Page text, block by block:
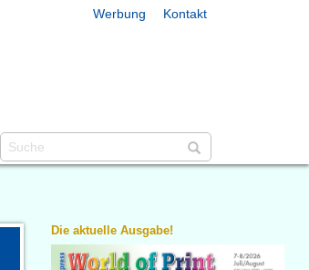
Werbung Kontakt
Die aktuelle Ausgabe!